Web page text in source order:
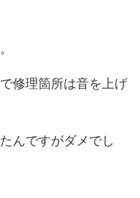
修理箇所は音を上げ
んですがダメでし